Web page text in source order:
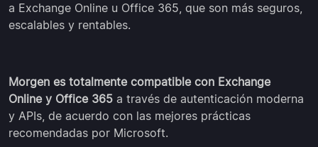
a Exchange Online u Office 365, que son más seguros,
escalables y rentables.
Morgen es totalmente compatible con Exchange
Online y Office 365 a través de autenticación moderna
y APIs, de acuerdo con las mejores prácticas
recomendadas por Microsoft.